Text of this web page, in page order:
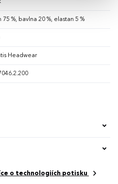
75 %, bavlna 20 %, elastan 5 %
Headwear
o technologiích potisku